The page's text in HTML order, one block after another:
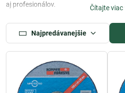
aj profesionálov.
Značka vznikla v roku 1996 v čínskom
vzniku si získala silnú pozíciu na
vlastnému výskumnému tímu a
Konnerspoľahlivé a efektívne
kvalitu a funkčnosť.
Čítajte viac
Najpredávanejšie